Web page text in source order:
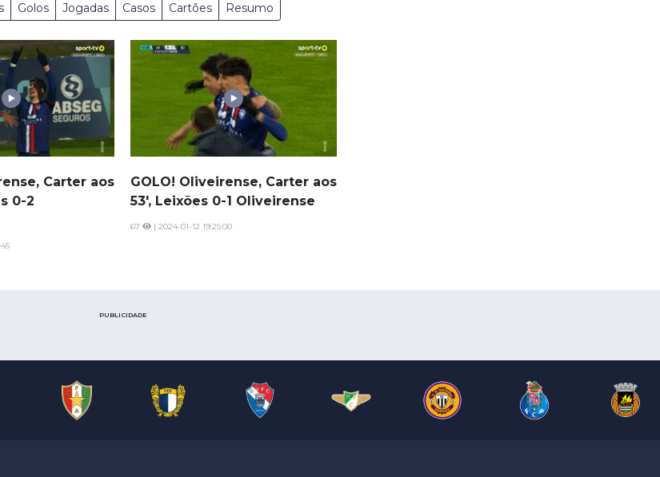
Golos Jogadas Casos Cartões Resumo
Carter aos
0-2
GOLO! Oliveirense, Carter aos
53', Leixões 0-1 Oliveirense
67 | 2024-01-12 19:25:00
PUBLICIDADE